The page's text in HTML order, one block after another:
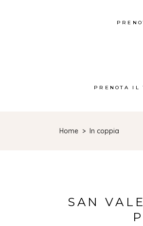
PRENOTA IL
Home > In coppia
SAN